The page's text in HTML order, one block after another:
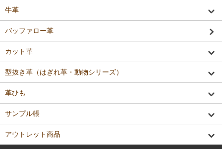
牛革
バッファロー革
カット革
型抜き革（はぎれ革・動物シリーズ）
革ひも
サンプル帳
アウトレット商品